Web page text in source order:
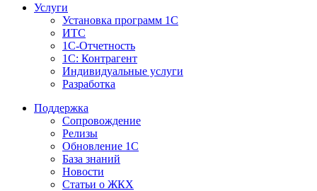
Услуги
Установка программ 1С
ИТС
1С-Отчетность
1С: Контрагент
Индивидуальные услуги
Разработка
Поддержка
Сопровождение
Релизы
Обновление 1С
База знаний
Новости
Статьи о ЖКХ